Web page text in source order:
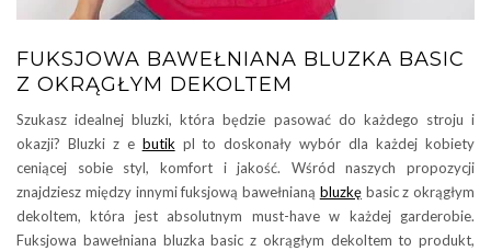
FUKSJOWA BAWEŁNIANA BLUZKA BASIC
Z OKRĄGŁYM DEKOLTEM
Szukasz idealnej bluzki, która będzie pasować do każdego stroju i
okazji? Bluzki z e butik pl to doskonały wybór dla każdej kobiety
ceniącej sobie styl, komfort i jakość. Wśród naszych propozycji
znajdziesz między innymi fuksjową bawełnianą bluzkębasic z okrągłym
dekoltem, która jest absolutnym must-have w każdej garderobie.
Fuksjowa bawełniana bluzka basic z okrągłym dekoltem to produkt,